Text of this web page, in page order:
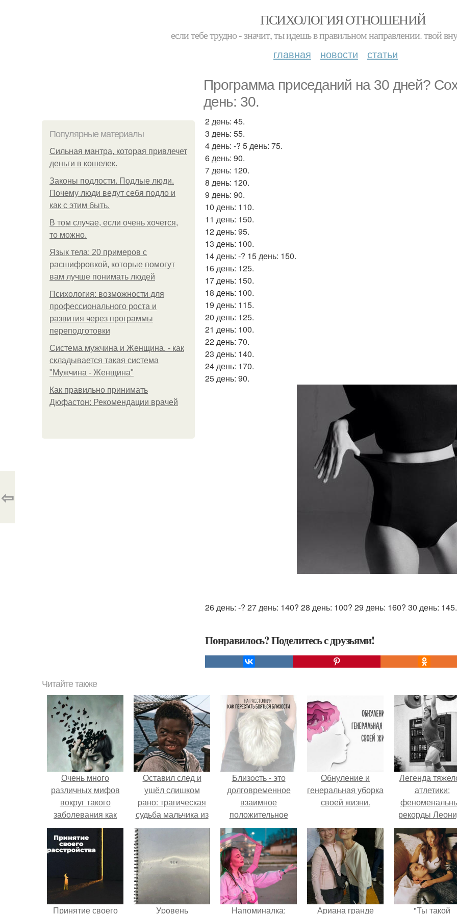
ПСИХОЛОГИЯ ОТНОШЕНИЙ
если тебе трудно - значит, ты идешь в правильном направлении. твой
главная новости статьи
Программа приседаний на 30 дней?
день: 30.
Популярные материалы
Сильная мантра, которая привлечет
деньги в кошелек.
Законы подлости. Подлые люди.
Почему люди ведут себя подло и
как с этим быть.
В том случае, если очень хочется,
то можно.
Язык тела: 20 примеров с
расшифровкой, которые помогут
вам лучше понимать людей
Психология: возможности для
профессионального роста и
развития через программы
переподготовки
Система мужчина и Женщина. - как
складывается такая система
"Мужчина - Женщина"
Как правильно принимать
Дюфастон: Рекомендации врачей
2 день: 45.
3 день: 55.
4 день: -? 5 день: 75.
6 день: 90.
7 день: 120.
8 день: 120.
9 день: 90.
10 день: 110.
11 день: 150.
12 день: 95.
13 день: 100.
14 день: -? 15 день: 150.
16 день: 125.
17 день: 150.
18 день: 100.
19 день: 115.
20 день: 125.
21 день: 100.
22 день: 70.
23 день: 140.
24 день: 170.
25 день: 90.
26 день: -? 27 день: 140? 28 день: 100? 29 день: 160? 30 день: 145.
Понравилось? Поделитесь с друзьями!
⇦
Читайте также
Очень много
различных мифов
вокруг такого
заболевания как
депрессия
существует.
Оставил след и
ушёл слишком
рано: трагическая
судьба мальчика из
фильма
Близocть - это
долговременное
взаимное
положительное
эмоциональное
вовлечение,
взаимодействие.
Обнуление и
генеральная уборка
своей жизни.
Легенда
атлетики:
рекорды
Тараненко.
Принятие своего Уpoвень Напоминалка: Ариана гранде "Ты такой